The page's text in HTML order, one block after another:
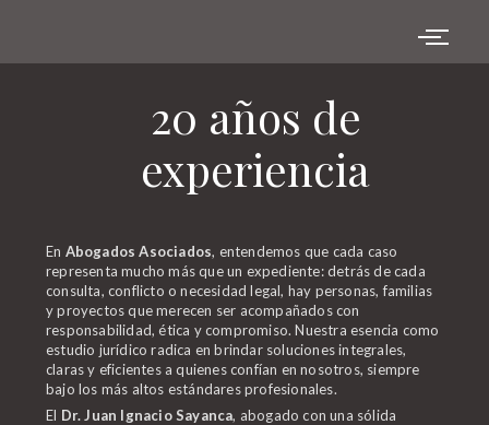
20 años de
experiencia
En Abogados Asociados, entendemos que cada caso
representa mucho más que un expediente: detrás de cada
consulta, conflicto o necesidad legal, hay personas, familias
y proyectos que merecen ser acompañados con
responsabilidad, ética y compromiso. Nuestra esencia como
estudio jurídico radica en brindar soluciones integrales,
claras y eficientes a quienes confían en nosotros, siempre
bajo los más altos estándares profesionales.
El Dr. Juan Ignacio Sayanca, abogado con una sólida